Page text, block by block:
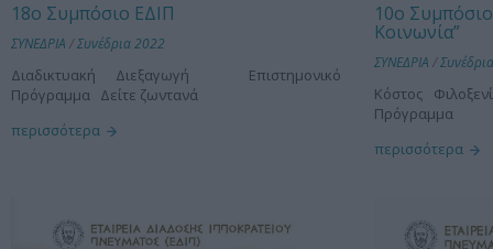
18ο Συμπόσιο ΕΔΙΠ
ΣΥΝΕΔΡΙΑ /Συνέδρια 2022
Διαδικτυακή Διεξαγωγή Επιστημονικό
Πρόγραμμα Δείτε ζωντανά
περισσότερα
10ο
Κοινωνία”
ΣΥΝΕΔΡΙΑ /
Κόστος
Πρόγραμμα
περισσότερα